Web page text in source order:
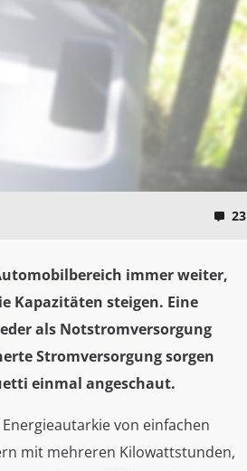
23
immer weiter,
Kapazitäten steigen. Eine
als Notstromversorgung
Stromversorgung sorgen
einmal angeschaut.
von einfachen
mit mehreren Kilowattstunden,